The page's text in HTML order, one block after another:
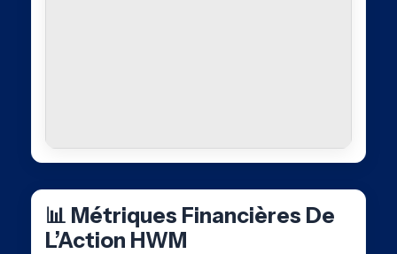
📊 Métriques Financières De
L’Action HWM